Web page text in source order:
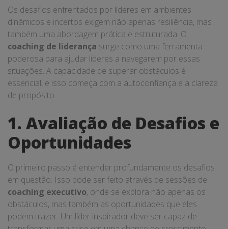
Os desafios enfrentados por líderes em ambientes
dinâmicos e incertos exigem não apenas resiliência, mas
também uma abordagem prática e estruturada. O
coaching de liderança surge como uma ferramenta
poderosa para ajudar líderes a navegarem por essas
situações. A capacidade de superar obstáculos é
essencial, e isso começa com a autoconfiança e a clareza
de propósito.
1. Avaliação de Desafios e
Oportunidades
O primeiro passo é entender profundamente os desafios
em questão. Isso pode ser feito através de sessões de
coaching executivo, onde se explora não apenas os
obstáculos, mas também as oportunidades que eles
podem trazer. Um líder inspirador deve ser capaz de